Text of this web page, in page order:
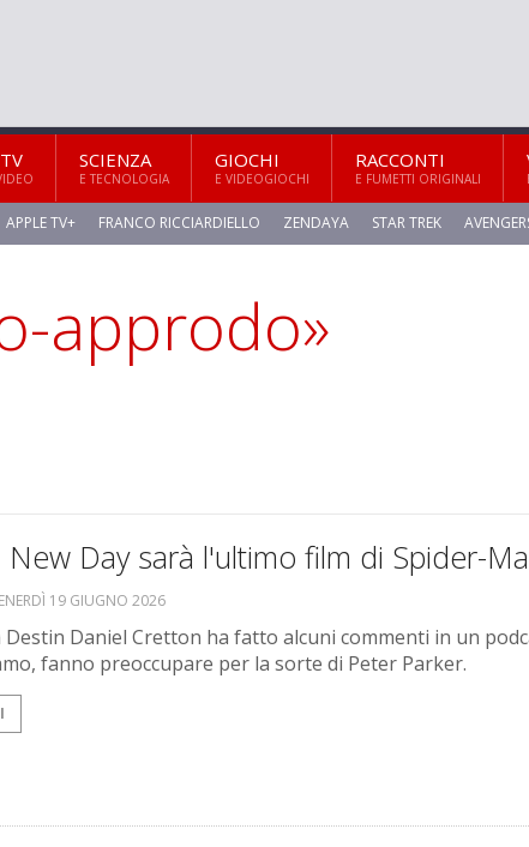
SCIENZA
E TECNOLOGIA
GIOCHI
E VIDEOGIOCHI
RACCONTI
E FUMETTI ORIGINALI
APPLE TV+ FRANCO RICCIARDIELLO ZENDAYA STAR TREK
approdo»
New Day sarà l'ultimo film di Spider-
19 GIUGNO 2026
Destin Daniel Cretton ha fatto alcuni commenti in un
fanno preoccupare per la sorte di Peter Parker.